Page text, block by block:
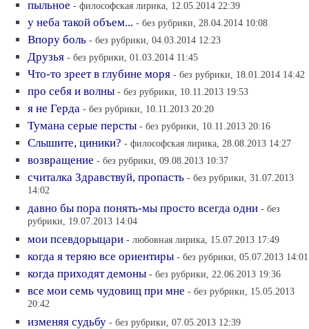
пыльное - философская лирика, 12.05.2014 22:39
у неба такой объем... - без рубрики, 28.04.2014 10:08
Впору боль - без рубрики, 04.03.2014 12:23
Друзья - без рубрики, 01.03.2014 11:45
Что-то зреет в глубине моря - без рубрики, 18.01.2014 14:42
про себя и волны - без рубрики, 10.11.2013 19:53
я не Герда - без рубрики, 10.11.2013 20:20
Тумана серые персты - без рубрики, 10.11.2013 20:16
Слышите, циники? - философская лирика, 28.08.2013 14:27
возвращение - без рубрики, 09.08.2013 10:37
считалка Здравствуй, пропасть - без рубрики, 31.07.2013
14:02
давно бы пора понять-мы просто всегда одни - без
рубрики, 19.07.2013 14:04
мои псевдорыцари - любовная лирика, 15.07.2013 17:49
когда я теряю все ориентиры - без рубрики, 05.07.2013 14:01
когда приходят демоны - без рубрики, 22.06.2013 19:36
все мои семь чудовищ при мне - без рубрики, 15.05.2013
20:42
изменяя судьбу - без рубрики, 07.05.2013 12:39